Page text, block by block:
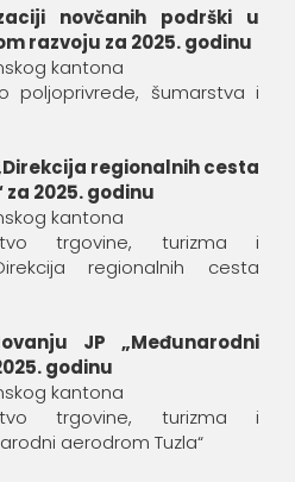
novčanih podrški u
razvoju za 2025. godinu
kantona
poljoprivrede, šumarstva i
regionalnih cesta
2025. godinu
kantona
trgovine, turizma i
regionalnih cesta
JP „Međunarodni
godinu
kantona
trgovine, turizma i
aerodrom Tuzla“